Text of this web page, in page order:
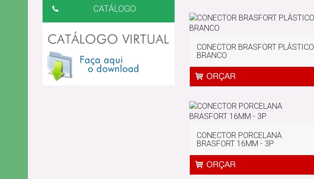
CATÁLOGO
CONECTOR BRASFORT PLÁSTICO
BRANCO
CONECTOR PORCELANA
BRASFORT 16MM - 3P